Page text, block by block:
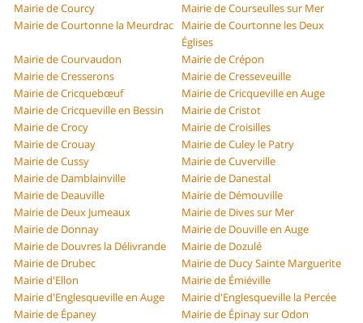
Mairie de Courcy
Mairie de Courseulles sur Mer
Mairie de Courtonne la Meurdrac
Mairie de Courtonne les Deux
Églises
Mairie de Courvaudon
Mairie de Crépon
Mairie de Cresserons
Mairie de Cresseveuille
Mairie de Cricquebœuf
Mairie de Cricqueville en Auge
Mairie de Cricqueville en Bessin
Mairie de Cristot
Mairie de Crocy
Mairie de Croisilles
Mairie de Crouay
Mairie de Culey le Patry
Mairie de Cussy
Mairie de Cuverville
Mairie de Damblainville
Mairie de Danestal
Mairie de Deauville
Mairie de Démouville
Mairie de Deux Jumeaux
Mairie de Dives sur Mer
Mairie de Donnay
Mairie de Douville en Auge
Mairie de Douvres la Délivrande
Mairie de Dozulé
Mairie de Drubec
Mairie de Ducy Sainte Marguerite
Mairie d'Ellon
Mairie de Émiéville
Mairie d'Englesqueville en Auge
Mairie d'Englesqueville la Percée
Mairie de Épaney
Mairie de Épinay sur Odon